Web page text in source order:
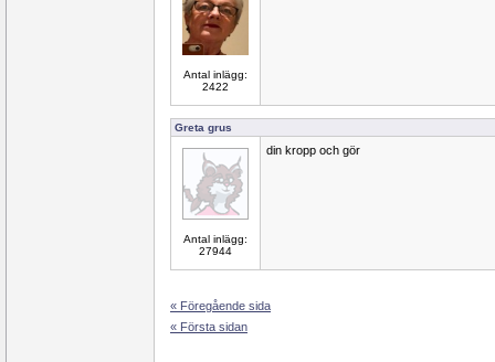
Antal inlägg:
2422
Greta grus
Antal inlägg:
27944
din kropp och gör
« Föregående sida
« Första sidan